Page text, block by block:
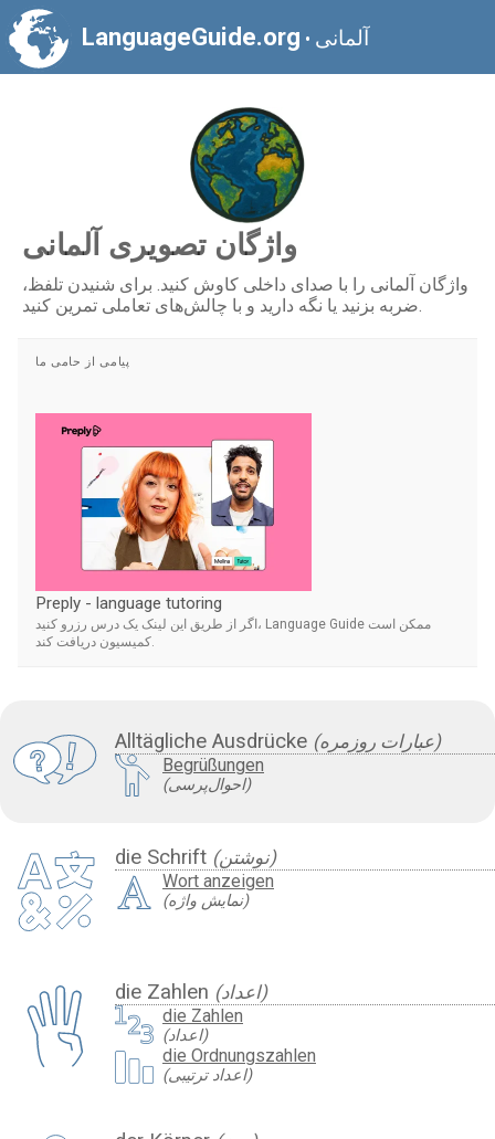
LanguageGuide.org • آلمانی
واژگان تصویری آلمانی
واژگان آلمانی را با صدای داخلی کاوش کنید. برای شنیدن تلفظ،
ضربه بزنید یا نگه دارید و با چالش‌های تعاملی تمرین کنید.
Alltägliche Ausdrücke (عبارات روزمره)
Begrüßungen
(احوال‌پرسی)
die Schrift (نوشتن)
Wort anzeigen
(نمایش واژه)
die Zahlen (اعداد)
die Zahlen
(اعداد)
die Ordnungszahlen
(اعداد ترتیبی)
پیامی از حامی ما
Preply - language tutoring
اگر از طریق این لینک یک درس رزرو کنید، Language Guide ممکن است